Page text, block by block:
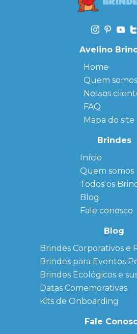
Avelino
Home
Quem somos
Nossos
FAQ
Mapa do site
Brindes
Início
Quem somos
← Back
FAQ
Sitemap
Todos os
← Back
Copos
Datas
Ecobag
Kits
Blog
Fale conosco
Blog
Brindes Corporativos e
Brindes para Eventos
Brindes Ecológicos e
Datas Comemorativas
Kits de Onboarding
Fale